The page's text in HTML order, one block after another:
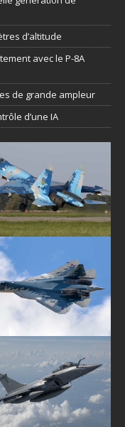
d’altitude
avec le P-8A
de grande ampleur
d’une IA